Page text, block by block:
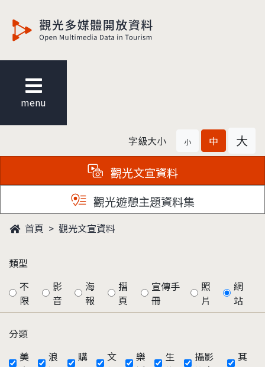
menu
字級大小 小 中 大
觀光文宣資料
觀光遊憩主題資料集
首頁 觀光文宣資料
類型
不
限
影
音
海
報
摺
頁
宣傳手
冊
照
片
網
站
分類
美
浪
購
文
樂
生
攝影
其